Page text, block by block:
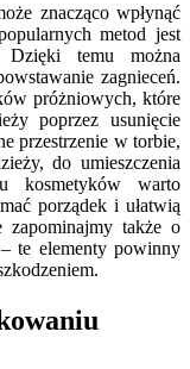
znacząco wpłynąć
metod jest
Dzięki temu można
zagnieceń.
próżniowych, które
poprzez usunięcie
przestrzenie w torbie,
do umieszczenia
kosmetyków warto
porządek i ułatwią
zapominajmy także o
te elementy powinny